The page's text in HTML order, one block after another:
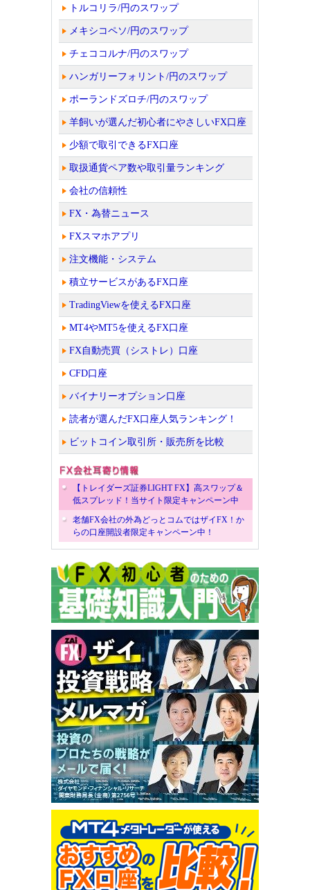
トルコリラ/円のスワップ
メキシコペソ/円のスワップ
チェココルナ/円のスワップ
ハンガリーフォリント/円のスワップ
ポーランドズロチ/円のスワップ
羊飼いが選んだ初心者にやさしいFX口座
少額で取引できるFX口座
取扱通貨ペア数や取引量ランキング
会社の信頼性
FX・為替ニュース
FXスマホアプリ
注文機能・システム
積立サービスがあるFX口座
TradingViewを使えるFX口座
MT4やMT5を使えるFX口座
FX自動売買（シストレ）口座
CFD口座
バイナリーオプション口座
読者が選んだFX口座人気ランキング！
ビットコイン取引所・販売所を比較
【トレイダーズ証券LIGHT FX】高スワップ＆
低スプレッド！当サイト限定キャンペーン中
老舗FX会社の外為どっとコムではザイFX！か
らの口座開設者限定キャンペーン中！